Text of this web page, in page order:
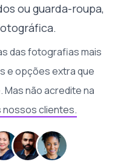
ou guarda-roupa,
das fotografias mais
e opções extra que
não acredite na
nossos clientes.